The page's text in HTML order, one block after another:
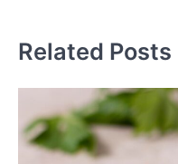
Related Posts